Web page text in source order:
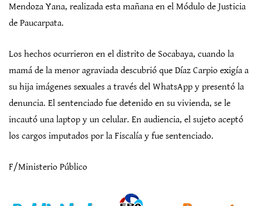
Mendoza Yana, realizada esta mañana en el Módulo de Justicia
de Paucarpata.
Los hechos ocurrieron en el distrito de Socabaya, cuando la
mamá de la menor agraviada descubrió que Díaz Carpio exigía a
su hija imágenes sexuales a través del WhatsApp y presentó la
denuncia. El sentenciado fue detenido en su vivienda, se le
incautó una laptop y un celular. En audiencia, el sujeto aceptó
los cargos imputados por la Fiscalía y fue sentenciado.
F/Ministerio Público